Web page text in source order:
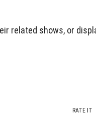
related shows, or
RATE IT